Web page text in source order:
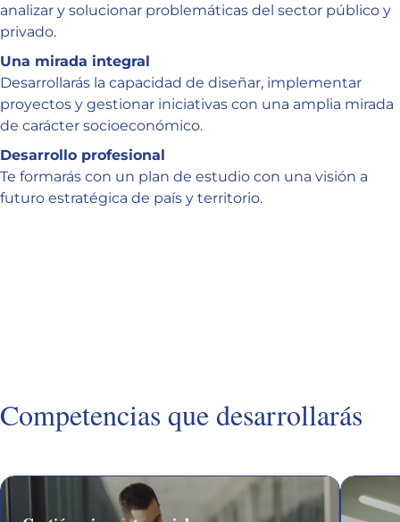
analizar y solucionar problemáticas del sector público y
privado.
Una mirada integral
Desarrollarás la capacidad de diseñar, implementar
proyectos y gestionar iniciativas con una amplia mirada
de carácter socioeconómico.
Desarrollo profesional
Te formarás con un plan de estudio con una visión a
futuro estratégica de país y territorio.
Competencias que desarrollarás